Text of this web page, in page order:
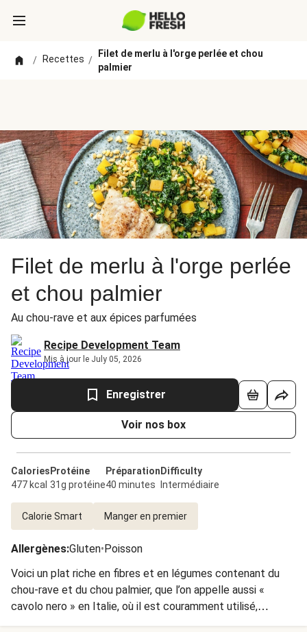
/ Recettes /
Filet de merlu à l'orge perlée et chou
palmier
Filet de merlu à l'orge perlée
et chou palmier
Au chou-rave et aux épices parfumées
Recipe Development Team
Mis à jour le July 05, 2026
Enregistrer
Voir nos box
Calories
477 kcal
Protéine
31g protéine
Préparation
40 minutes
Difficulty
Intermédiaire
Calorie Smart Manger en premier
Allergènes:Gluten•Poisson
Voici un plat riche en fibres et en légumes contenant du
chou-rave et du chou palmier, que l’on appelle aussi «
cavolo nero » en Italie, où il est couramment utilisé,
souvent dans le minestrone.